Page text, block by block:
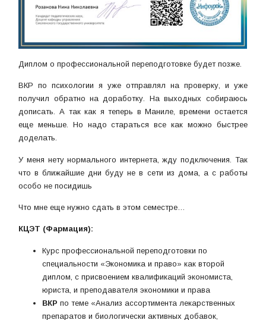
Диплом о профессиональной переподготовке будет позже.
ВКР по психологии я уже отправлял на проверку, и уже
получил обратно на доработку. На выходных собираюсь
дописать. А так как я теперь в Маниле, времени остается
еще меньше. Но надо стараться все как можно быстрее
доделать.
У меня нету нормального интернета, жду подключения. Так
что в ближайшие дни буду не в сети из дома, а с работы
особо не посидишь
Что мне еще нужно сдать в этом семестре…
КЦЭТ (Фармация):
Курс профессиональной переподготовки по
специальности «Экономика и право» как второй
диплом, с присвоением квалификаций экономиста,
юриста, и преподавателя экономики и права
ВКР по теме «Анализ ассортимента лекарственных
препаратов и биологически активных добавок,